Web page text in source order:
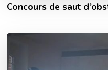
Concours de saut